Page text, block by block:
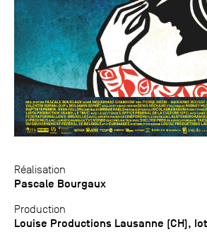
Réalisation
Pascale Bourgaux
Production
Louise Productions Lausanne (CH),